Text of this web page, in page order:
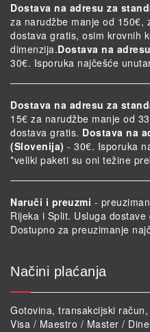
Dostava na adresu za
za narudžbe manje od 150€,
dostava gratis, osim krovnih
dimenzija.Dostava na
30€. Isporuka najčešće
Dostava na adresu za
15€ za narudžbe manje od
dostava gratis. Dostava na
(Slovenija) - 30€. Isporuka
*veliki paketi su oni težine
Naruči i preuzmi -
Rijeka i Split. Usluga
Dostupno za preuzimanje
Načini plaćanja
Gotovina, transakcijski
Visa / Maestro / Master /